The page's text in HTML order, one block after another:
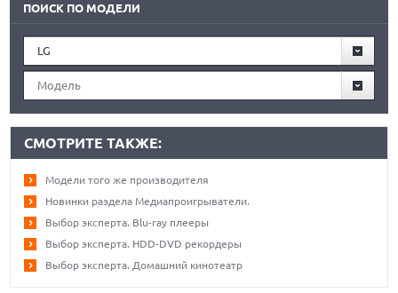
ПОИСК ПО МОДЕЛИ
LG
Модель
СМОТРИТЕ ТАКЖЕ:
Модели того же производителя
Новинки раздела Медиапроигрыватели.
Выбор эксперта. Blu-ray плееры
Выбор эксперта. HDD-DVD рекордеры
Выбор эксперта. Домашний кинотеатр